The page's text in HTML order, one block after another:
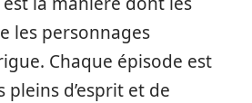
les personnages
Chaque épisode est
pleins d’esprit et de